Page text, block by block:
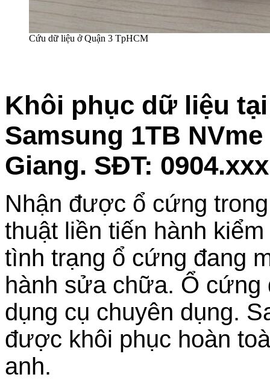
Cứu dữ liệu ở Quận 3 TpHCM
Khôi phục dữ liệu
Samsung 1TB
Giang. SĐT:
Nhận được ổ cứng
thuật liền tiến hành
tình trạng ổ cứng đang
hành sửa chữa. Ổ
dụng cụ chuyên dụng.
được khôi phục hoàn
anh.